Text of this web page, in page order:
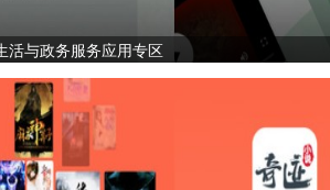
活与政务服务应用专区